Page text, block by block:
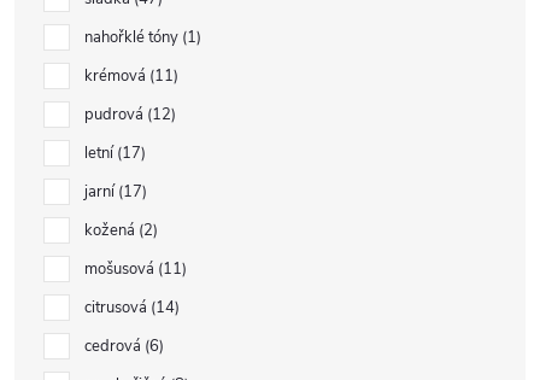
nahořklé tóny 1
krémová 11
pudrová 12
letní 17
jarní 17
kožená 2
mošusová 11
citrusová 14
cedrová 6